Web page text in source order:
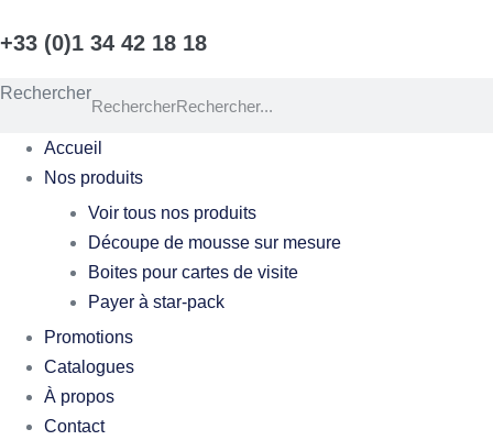
au
+33 (0)1 34 42 18 18
Rechercher
Rechercher
Accueil
Nos produits
Voir tous nos produits
Découpe de mousse sur mesure
Boites pour cartes de visite
Payer à star-pack
Promotions
Catalogues
À propos
Contact